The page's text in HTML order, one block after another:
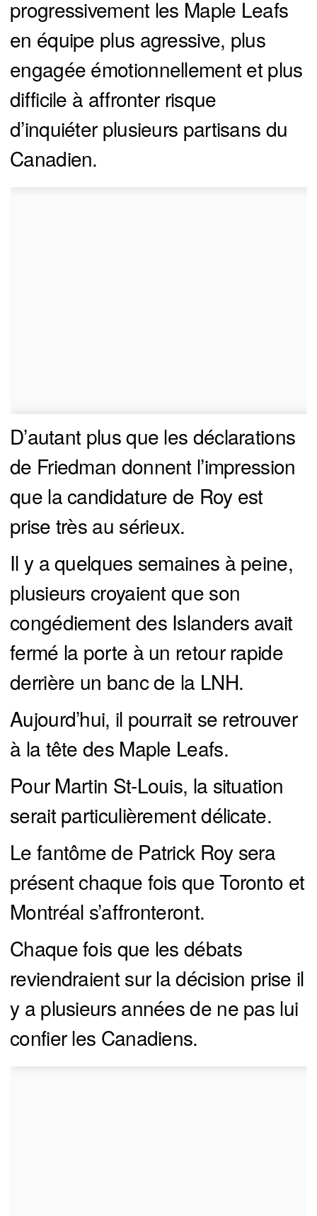
progressivement les Maple Leafs
en équipe plus agressive, plus
engagée émotionnellement et plus
difficile à affronter risque
d’inquiéter plusieurs partisans du
Canadien.
D’autant plus que les déclarations
de Friedman donnent l’impression
que la candidature de Roy est
prise très au sérieux.
Il y a quelques semaines à peine,
plusieurs croyaient que son
congédiement des Islanders avait
fermé la porte à un retour rapide
derrière un banc de la LNH.
Aujourd’hui, il pourrait se retrouver
à la tête des Maple Leafs.
Pour Martin St-Louis, la situation
serait particulièrement délicate.
Le fantôme de Patrick Roy sera
présent chaque fois que Toronto et
Montréal s’affronteront.
Chaque fois que les débats
reviendraient sur la décision prise il
y a plusieurs années de ne pas lui
confier les Canadiens.